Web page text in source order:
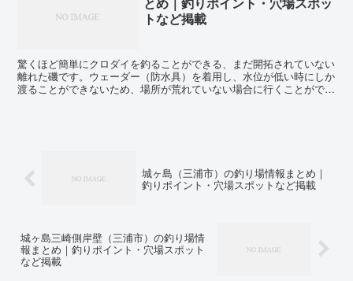
トなど掲載
驚くほど簡単にクロダイを釣ることができる、まだ開拓されていない
離れた磯です。ウェーダー（防水具）を着用し、水位が低い時にしか
渡ることができないため、場所が荒れていない場合に行くことができ
城ヶ島（三浦市）の釣り場情報まとめ｜
釣りポイント・穴場スポットなど掲載
城ヶ島三崎側岸壁（三浦市）の釣り場情
報まとめ｜釣りポイント・穴場スポット
など掲載